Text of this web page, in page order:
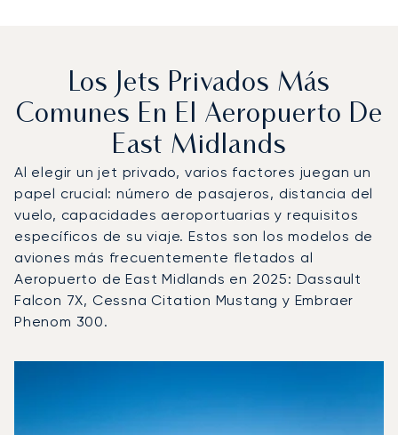
Los Jets Privados Más
Comunes En El Aeropuerto De
East Midlands
Al elegir un jet privado, varios factores juegan un
papel crucial: número de pasajeros, distancia del
vuelo, capacidades aeroportuarias y requisitos
específicos de su viaje. Estos son los modelos de
aviones más frecuentemente fletados al
Aeropuerto de East Midlands en 2025: Dassault
Falcon 7X, Cessna Citation Mustang y Embraer
Phenom 300.